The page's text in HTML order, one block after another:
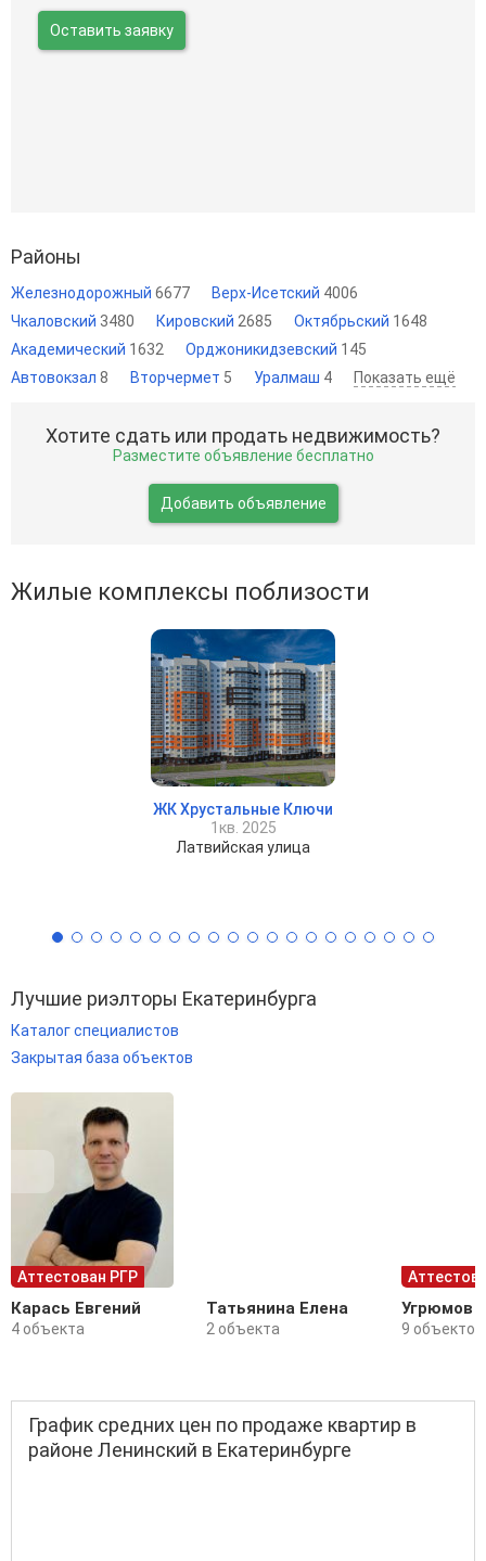
Оставить заявку
Районы
Железнодорожный 6677 Верх-Исетский 4006
Чкаловский 3480 Кировский 2685 Октябрьский 1648
Академический 1632 Орджоникидзевский 145
Автовокзал 8 Вторчермет 5 Уралмаш 4 Показать ещё
Хотите сдать или продать недвижимость?
Разместите объявление бесплатно
Добавить объявление
Жилые комплексы поблизости
ЖК Хрустальные Ключи
1кв. 2025
Латвийская улица
Лучшие риэлторы Екатеринбурга
Каталог специалистов
Закрытая база объектов
Аттестован РГР
Карась Евгений
4 объекта
Татьянина Елена
2 объекта
Угрюмов
9 объектов
График средних цен по продаже квартир в
районе Ленинский в Екатеринбурге